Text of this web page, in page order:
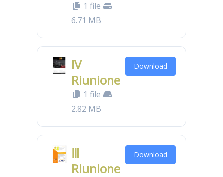
1 file
6.71 MB
IV
Riunione
1 file
2.82 MB
Download
Ⅲ
Riunione
Download